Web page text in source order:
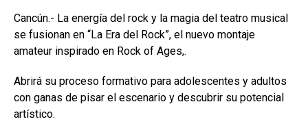
Cancún.- La energía del rock y la magia del teatro musical
se fusionan en “La Era del Rock”, el nuevo montaje
amateur inspirado en Rock of Ages,.
Abrirá su proceso formativo para adolescentes y adultos
con ganas de pisar el escenario y descubrir su potencial
artístico.